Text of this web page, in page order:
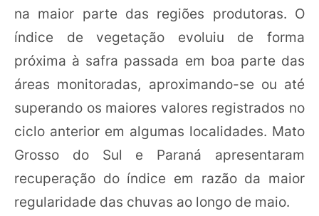
na maior parte das regiões produtoras. O
índice de vegetação evoluiu de forma
próxima à safra passada em boa parte das
áreas monitoradas, aproximando-se ou até
superando os maiores valores registrados no
ciclo anterior em algumas localidades. Mato
Grosso do Sul e Paraná apresentaram
recuperação do índice em razão da maior
regularidade das chuvas ao longo de maio.